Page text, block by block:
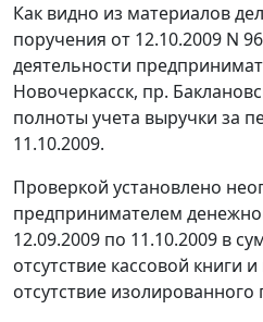
Как видно из материалов
поручения от 12.10.2009 N
деятельности
Новочеркасск, пр.
полноты учета выручки за
11.10.2009.
Проверкой установлено
предпринимателем
12.09.2009 по 11.10.2009 в
отсутствие кассовой книги
отсутствие